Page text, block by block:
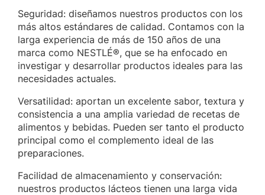
Seguridad: diseñamos nuestros productos con los
más altos estándares de calidad. Contamos con la
larga experiencia de más de 150 años de una
marca como NESTLÉ®, que se ha enfocado en
investigar y desarrollar productos ideales para las
necesidades actuales.
Versatilidad: aportan un excelente sabor, textura y
consistencia a una amplia variedad de recetas de
alimentos y bebidas. Pueden ser tanto el producto
principal como el complemento ideal de las
preparaciones.
Facilidad de almacenamiento y conservación:
nuestros productos lácteos tienen una larga vida